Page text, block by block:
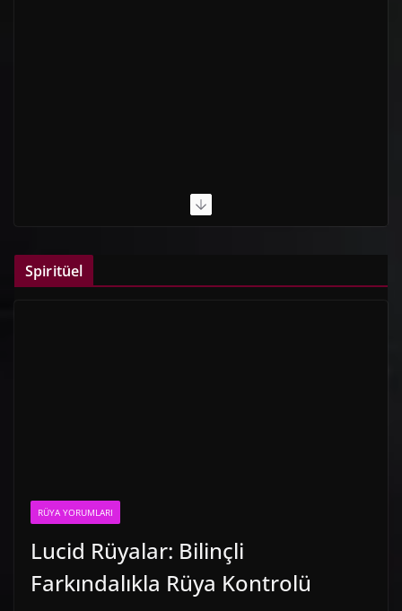
Spiritüel
RÜYA YORUMLARI
Lucid Rüyalar: Bilinçli
Farkındalıkla Rüya Kontrolü